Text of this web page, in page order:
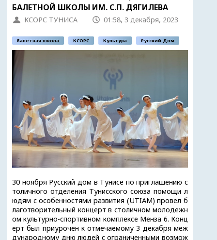
БАЛЕТНОЙ ШКОЛЫ ИМ. С.П. ДЯГИЛЕВА
КСОРС ТУНИСА 01:58, 3 декабря, 2023
Балетная школа КСОРС Культура Русский Дом
30 ноября Русский дом в Тунисе по приглашению с
толичного отделения Тунисского союза помощи л
юдям с особенностями развития (UTIAM) провел б
лаготворительный концерт в столичном молодежн
ом культурно-спортивном комплексе Менза 6. Конц
ерт был приурочен к отмечаемому 3 декабря меж
дународному дню людей с ограниченными возмож